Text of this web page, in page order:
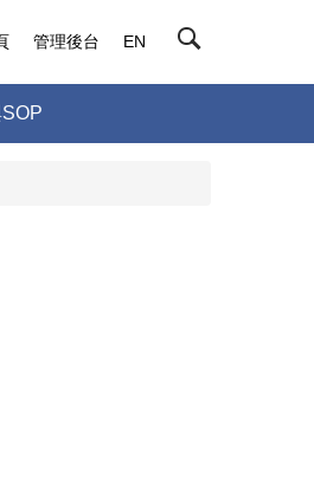
管理後台 EN